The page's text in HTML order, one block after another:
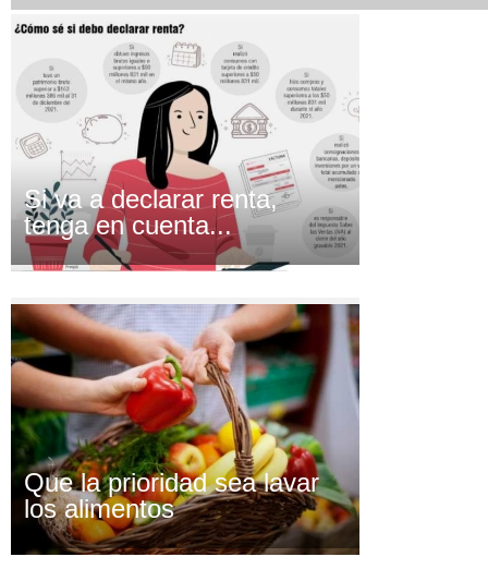
Si va a declarar renta,
tenga en cuenta...
Que la prioridad sea lavar
los alimentos